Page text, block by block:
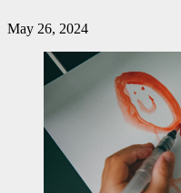
May 26, 2024